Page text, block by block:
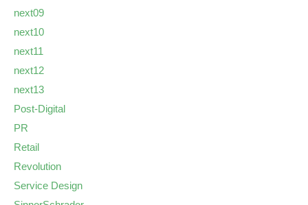
next09
next10
next11
next12
next13
Post-Digital
PR
Retail
Revolution
Service Design